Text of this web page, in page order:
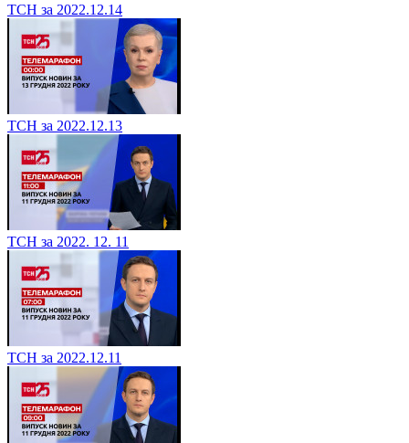
ТСН за 2022.12.14
ТСН за 2022.12.13
ТСН за 2022. 12. 11
ТСН за 2022.12.11